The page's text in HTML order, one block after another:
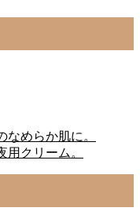
めらか肌に。
クリーム。